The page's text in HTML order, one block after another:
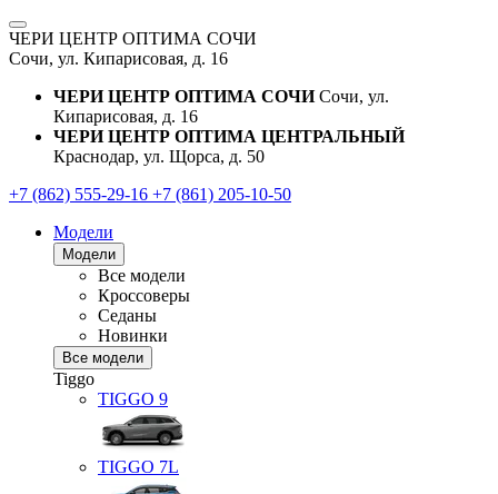
ЧЕРИ ЦЕНТР ОПТИМА СОЧИ
Сочи, ул. Кипарисовая, д. 16
ЧЕРИ ЦЕНТР ОПТИМА СОЧИ Сочи, ул.
Кипарисовая, д. 16
ЧЕРИ ЦЕНТР ОПТИМА ЦЕНТРАЛЬНЫЙ
Краснодар, ул. Щорса, д. 50
+7 (862) 555-29-16 +7 (861) 205-10-50
Модели
Модели
Все модели
Кроссоверы
Седаны
Новинки
Все модели
Tiggo
TIGGO 9
TIGGO 7L